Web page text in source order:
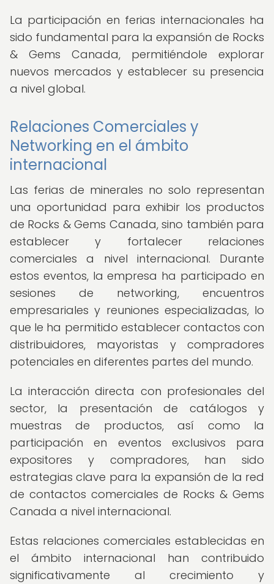
La participación en ferias internacionales ha
sido fundamental para la expansión de Rocks
& Gems Canada, permitiéndole explorar
nuevos mercados y establecer su presencia
a nivel global.
Relaciones Comerciales y
Networking en el ámbito
internacional
Las ferias de minerales no solo representan
una oportunidad para exhibir los productos
de Rocks & Gems Canada, sino también para
establecer y fortalecer relaciones
comerciales a nivel internacional. Durante
estos eventos, la empresa ha participado en
sesiones de networking, encuentros
empresariales y reuniones especializadas, lo
que le ha permitido establecer contactos con
distribuidores, mayoristas y compradores
potenciales en diferentes partes del mundo.
La interacción directa con profesionales del
sector, la presentación de catálogos y
muestras de productos, así como la
participación en eventos exclusivos para
expositores y compradores, han sido
estrategias clave para la expansión de la red
de contactos comerciales de Rocks & Gems
Canada a nivel internacional.
Estas relaciones comerciales establecidas en
el ámbito internacional han contribuido
significativamente al crecimiento y